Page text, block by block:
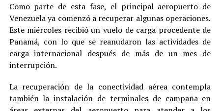
Como parte de esta fase, el principal aeropuerto de
Venezuela ya comenzó a recuperar algunas operaciones.
Este miércoles recibió un vuelo de carga procedente de
Panamá, con lo que se reanudaron las actividades de
carga internacional después de más de un mes de
interrupción.
La recuperación de la conectividad aérea contempla
también la instalación de terminales de campaña en